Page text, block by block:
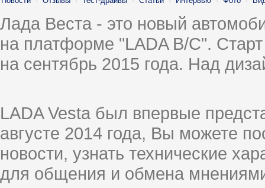
Лада Веста - это новый
на платформе "LADA B/C".
на сентябрь 2015 года. Над
LADA Vesta был впервые
августе 2014 года, Вы можете
новости, узнать технические
для общения и обмена